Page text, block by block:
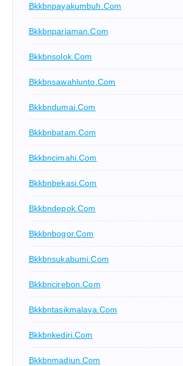
Bkkbnpayakumbuh.com
Bkkbnpariaman.com
Bkkbnsolok.com
Bkkbnsawahlunto.com
Bkkbndumai.com
Bkkbnbatam.com
Bkkbncimahi.com
Bkkbnbekasi.com
Bkkbndepok.com
Bkkbnbogor.com
Bkkbnsukabumi.com
Bkkbncirebon.com
Bkkbntasikmalaya.com
Bkkbnkediri.com
Bkkbnmadiun.com